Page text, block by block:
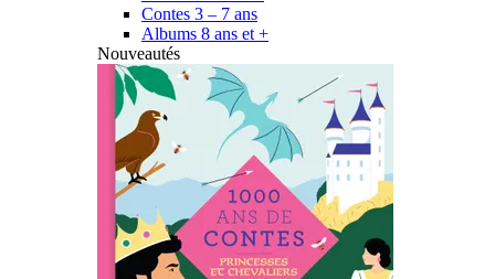
Contes 3 – 7 ans
Albums 8 ans et +
Nouveautés